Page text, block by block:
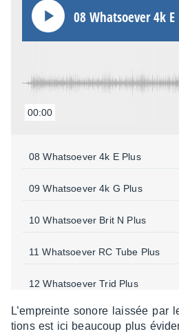
08 What­soe­ver 4k E
00:00
08 What­soe­ver 4k E Plus
09 What­soe­ver 4k G Plus
10 What­soe­ver Brit N Plus
11 What­soe­ver RC Tube Plus
12 What­soe­ver Trid Plus
13 What­soe­ver USA Plus
L’em­preinte sonore lais­sée par
tions est ici beau­coup plus